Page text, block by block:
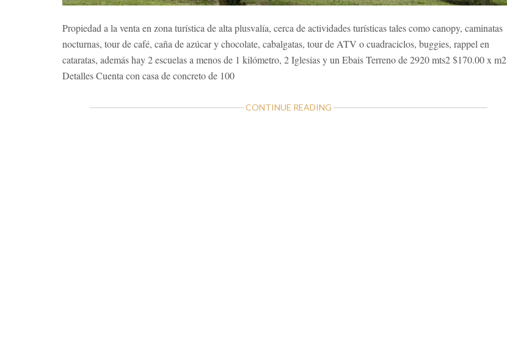
Propiedad a la venta en zona turística de alta plusvalía, cerca de actividades turísticas tales como canopy, caminatas
nocturnas, tour de café, caña de azúcar y chocolate, cabalgatas, tour de ATV o cuadraciclos, buggies, rappel en
cataratas, además hay 2 escuelas a menos de 1 kilómetro, 2 Iglesias y un Ebais Terreno de 2920 mts2 $170.00 x m2
Detalles Cuenta con casa de concreto de 100
CONTINUE READING ABOUT